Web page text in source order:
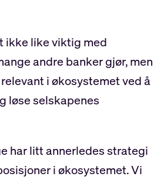
ikke like viktig med
andre banker gjør, men
i økosystemet ved å
løse selskapenes
har litt annerledes strategi
i økosystemet. Vi